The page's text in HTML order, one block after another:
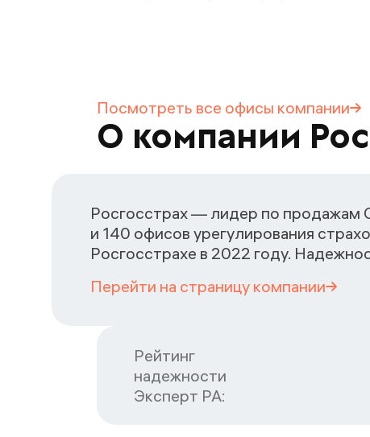
Посмотреть все офисы компании
О компании
Росгосстрах — лидер по продажам
и 140 офисов урегулирования
Росгосстрахе в 2022 году.
Перейти на страницу компании
Рейтинг
надежности
Эксперт РА: